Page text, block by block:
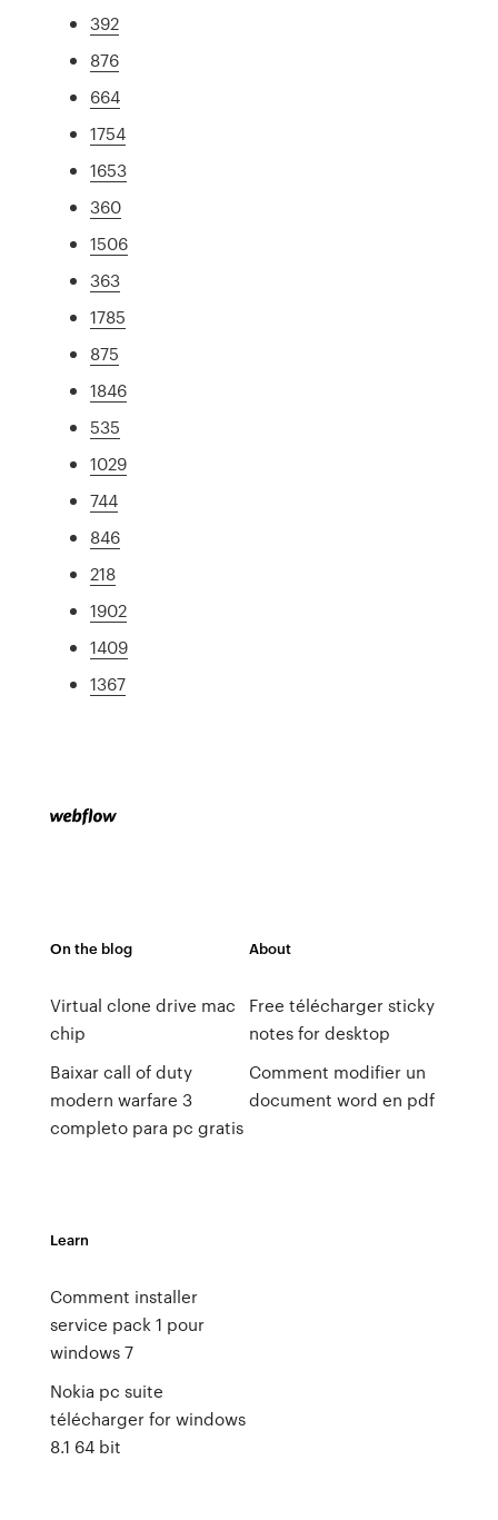
392
876
664
1754
1653
360
1506
363
1785
875
1846
535
1029
744
846
218
1902
1409
1367
On the blog
Virtual clone drive mac
chip
Baixar call of duty
modern warfare 3
completo para pc gratis
About
Free télécharger sticky
notes for desktop
Comment modifier un
document word en pdf
Learn
Comment installer
service pack 1 pour
windows 7
Nokia pc suite
télécharger for windows
8.1 64 bit